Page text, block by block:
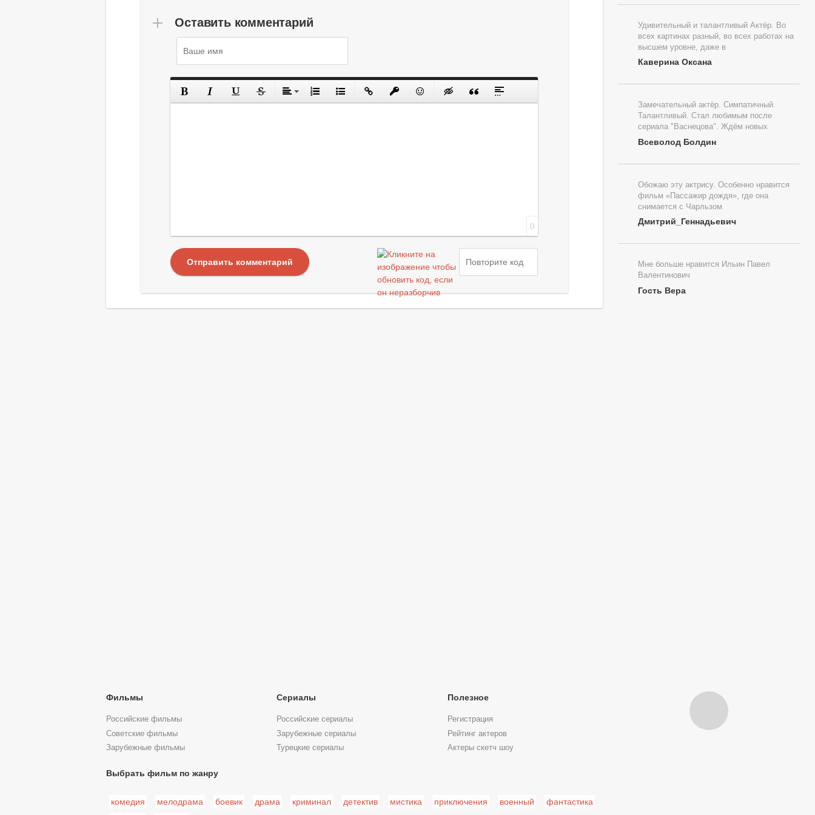
Оставить комментарий
0
Отправить комментарий
Удивительный и талантливый Актёр. Во
всех картинах разный, во всех работах на
высшем уровне, даже в
Каверина Оксана
Замечательный актёр. Симпатичный.
Талантливый. Стал любимым после
сериала "Васнецова". Ждём новых
Всеволод Болдин
Обожаю эту актрису. Особенно нравится
фильм «Пассажир дождя», где она
снимается с Чарльзом
Дмитрий_Геннадьевич
Мне больше нравится Ильин Павел
Валентинович
Гость Вера
Фильмы
Российские фильмы
Советские фильмы
Зарубежные фильмы
Сериалы
Российские сериалы
Зарубежные сериалы
Турецкие сериалы
Полезное
Регистрация
Рейтинг актеров
Актеры скетч шоу
Выбрать фильм по жанру
комедия мелодрама боевик драма криминал детектив мистика приключения военный фантастика